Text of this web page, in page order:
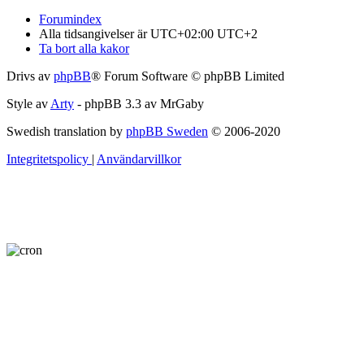
Forumindex
Alla tidsangivelser är UTC+02:00 UTC+2
Ta bort alla kakor
Drivs av phpBB® Forum Software © phpBB Limited
Style avArty - phpBB 3.3 av MrGaby
Swedish translation by phpBB Sweden © 2006-2020
Integritetspolicy | Användarvillkor